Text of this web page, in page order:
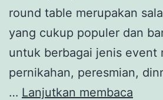
round table merupakan
yang cukup populer dan
untuk berbagai jenis event
pernikahan, peresmian,
… Lanjutkan membaca